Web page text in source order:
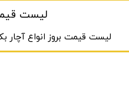
لیست
لیست قیمت بروز انواع